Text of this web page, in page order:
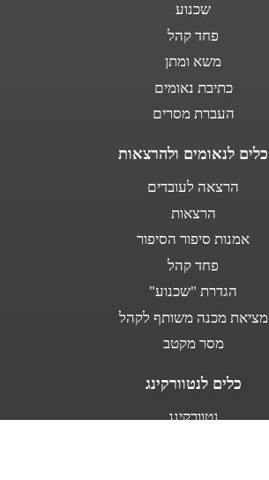
שכנוע
פחד קהל
משא ומתן
כתיבת נאומים
העברת מסרים
כלים לנאומים ולהרצאות
הרצאה לעובדים
הרצאות
אמנות סיפור הסיפור
פחד קהל
הגדרת "שכנוע"
מציאת מכנה משותף לקהל
מסר מקטב
כלים לנטוורקינג
נטוורקינג